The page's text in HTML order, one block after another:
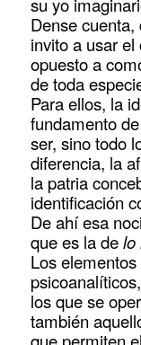
su yo
Dense
invito a usar
opuesto a
de toda
Para ellos, la
fundamento
ser, sino todo
diferencia, la
la patria
identificación
De ahí esa
que es la delo
Los
los que se
también